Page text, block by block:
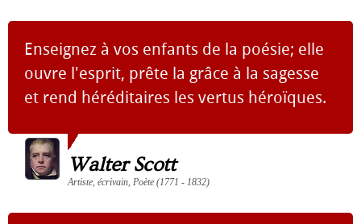
Enseignez à vos enfants de la poésie; elle
ouvre l'esprit, prête la grâce à la sagesse
et rend héréditaires les vertus héroïques.
Walter Scott
Artiste, écrivain, Poète (1771 - 1832)